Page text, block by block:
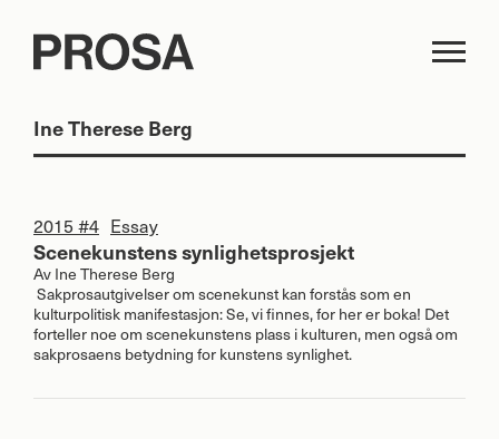
Ine Therese Berg
2015 #4 Essay
Scenekunstens synlighetsprosjekt
Av Ine Therese Berg
Sakprosautgivelser om scenekunst kan forstås som en
kulturpolitisk manifestasjon: Se, vi finnes, for her er boka! Det
forteller noe om scenekunstens plass i kulturen, men også om
sakprosaens betydning for kunstens synlighet.